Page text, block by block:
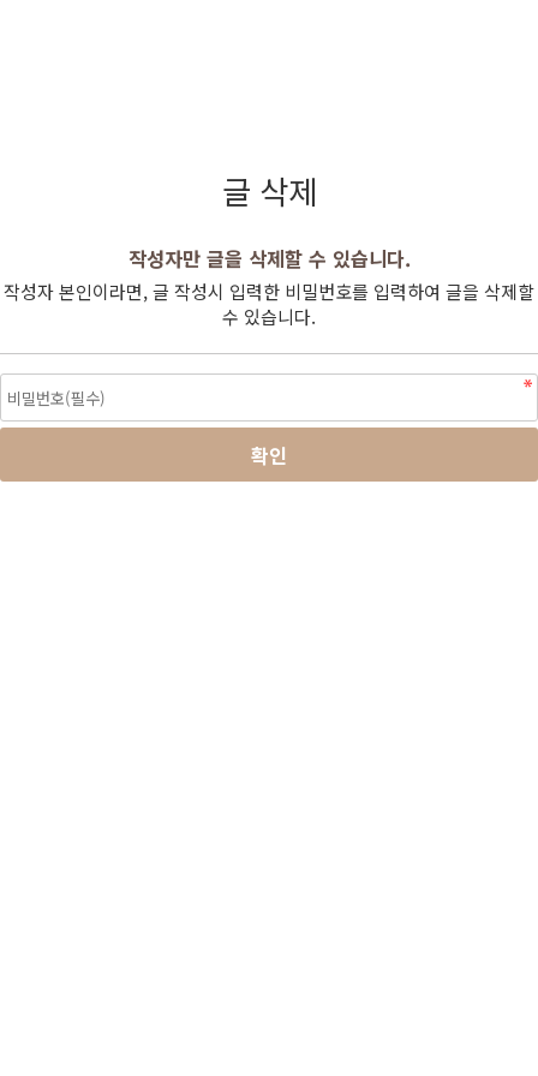
글 삭제
작성자만 글을 삭제할 수 있습니다.
작성자 본인이라면, 글 작성시 입력한 비밀번호를 입력하여 글을 삭제할
수 있습니다.